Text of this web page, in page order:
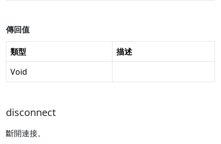
傳回值
類型
描述
Void
disconnect
斷開連接。